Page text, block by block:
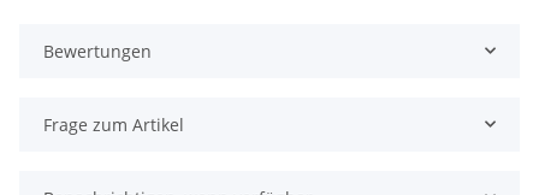
Bewertungen
Frage zum Artikel